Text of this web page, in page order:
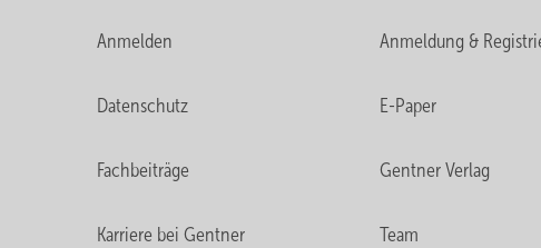
(Typ A) ohne Bodenbelag (!) herangezogen. Auf der
Heizlast entsprechende Heizleistung dann einfach über die
Anmelden Anmeldung &
Datenschutz E-Paper
Fachbeiträge Gentner Verlag
Karriere bei Gentner Team